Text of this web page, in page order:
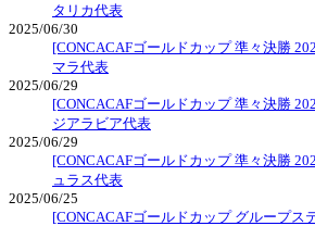
タリカ代表
2025/06/30
[CONCACAFゴールドカップ 準々決勝
マラ代表
2025/06/29
[CONCACAFゴールドカップ 準々決勝
ジアラビア代表
2025/06/29
[CONCACAFゴールドカップ 準々決勝
ュラス代表
2025/06/25
[CONCACAFゴールドカップ グループス